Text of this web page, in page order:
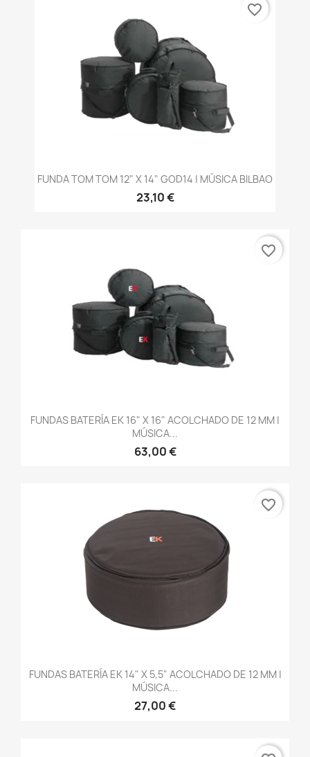
FUNDA TOM TOM 12" X 14" GOD14 | MÚSICA BILBAO
23,10 €
favorite_border
FUNDAS BATERÍA EK 16" X 16" ACOLCHADO DE 12 MM |
MÚSICA...
63,00 €
favorite_border
FUNDAS BATERÍA EK 14" X 5,5" ACOLCHADO DE 12 MM |
MÚSICA...
27,00 €
favorite_border